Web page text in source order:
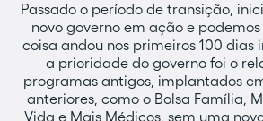
Passado o período de transição,
novo governo em ação e
coisa andou nos primeiros 100 dias
a prioridade do governo foi o
programas antigos, implantados
anteriores, como o Bolsa Família,
Vida e Mais Médicos, sem uma